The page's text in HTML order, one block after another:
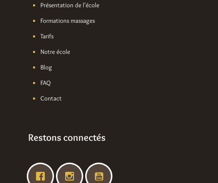
Présentation de l’école
Formations massages
Tarifs
Notre école
Blog
FAQ
Contact
Restons connectés